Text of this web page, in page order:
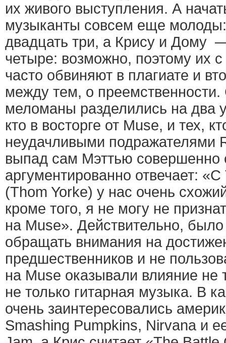
их живого выступления. А
музыканты совсем еще
двадцать три, а Крису и Дому
четыре: возможно, поэтому их с
часто обвиняют в плагиате и
между тем, о
меломаны разделились на два
кто в восторге от Muse, и тех,
неудачливыми подражателями
выпад сам Мэттью совершенно
аргументированно отвечает:
(Thom Yorke) у нас очень
кроме того, я не могу не
на Muse». Действительно,
обращать внимания на
предшественников и не
на Muse оказывали влияние не
не только гитарная музыка. В
очень заинтересовались
Smashing Pumpkins, Nirvana и